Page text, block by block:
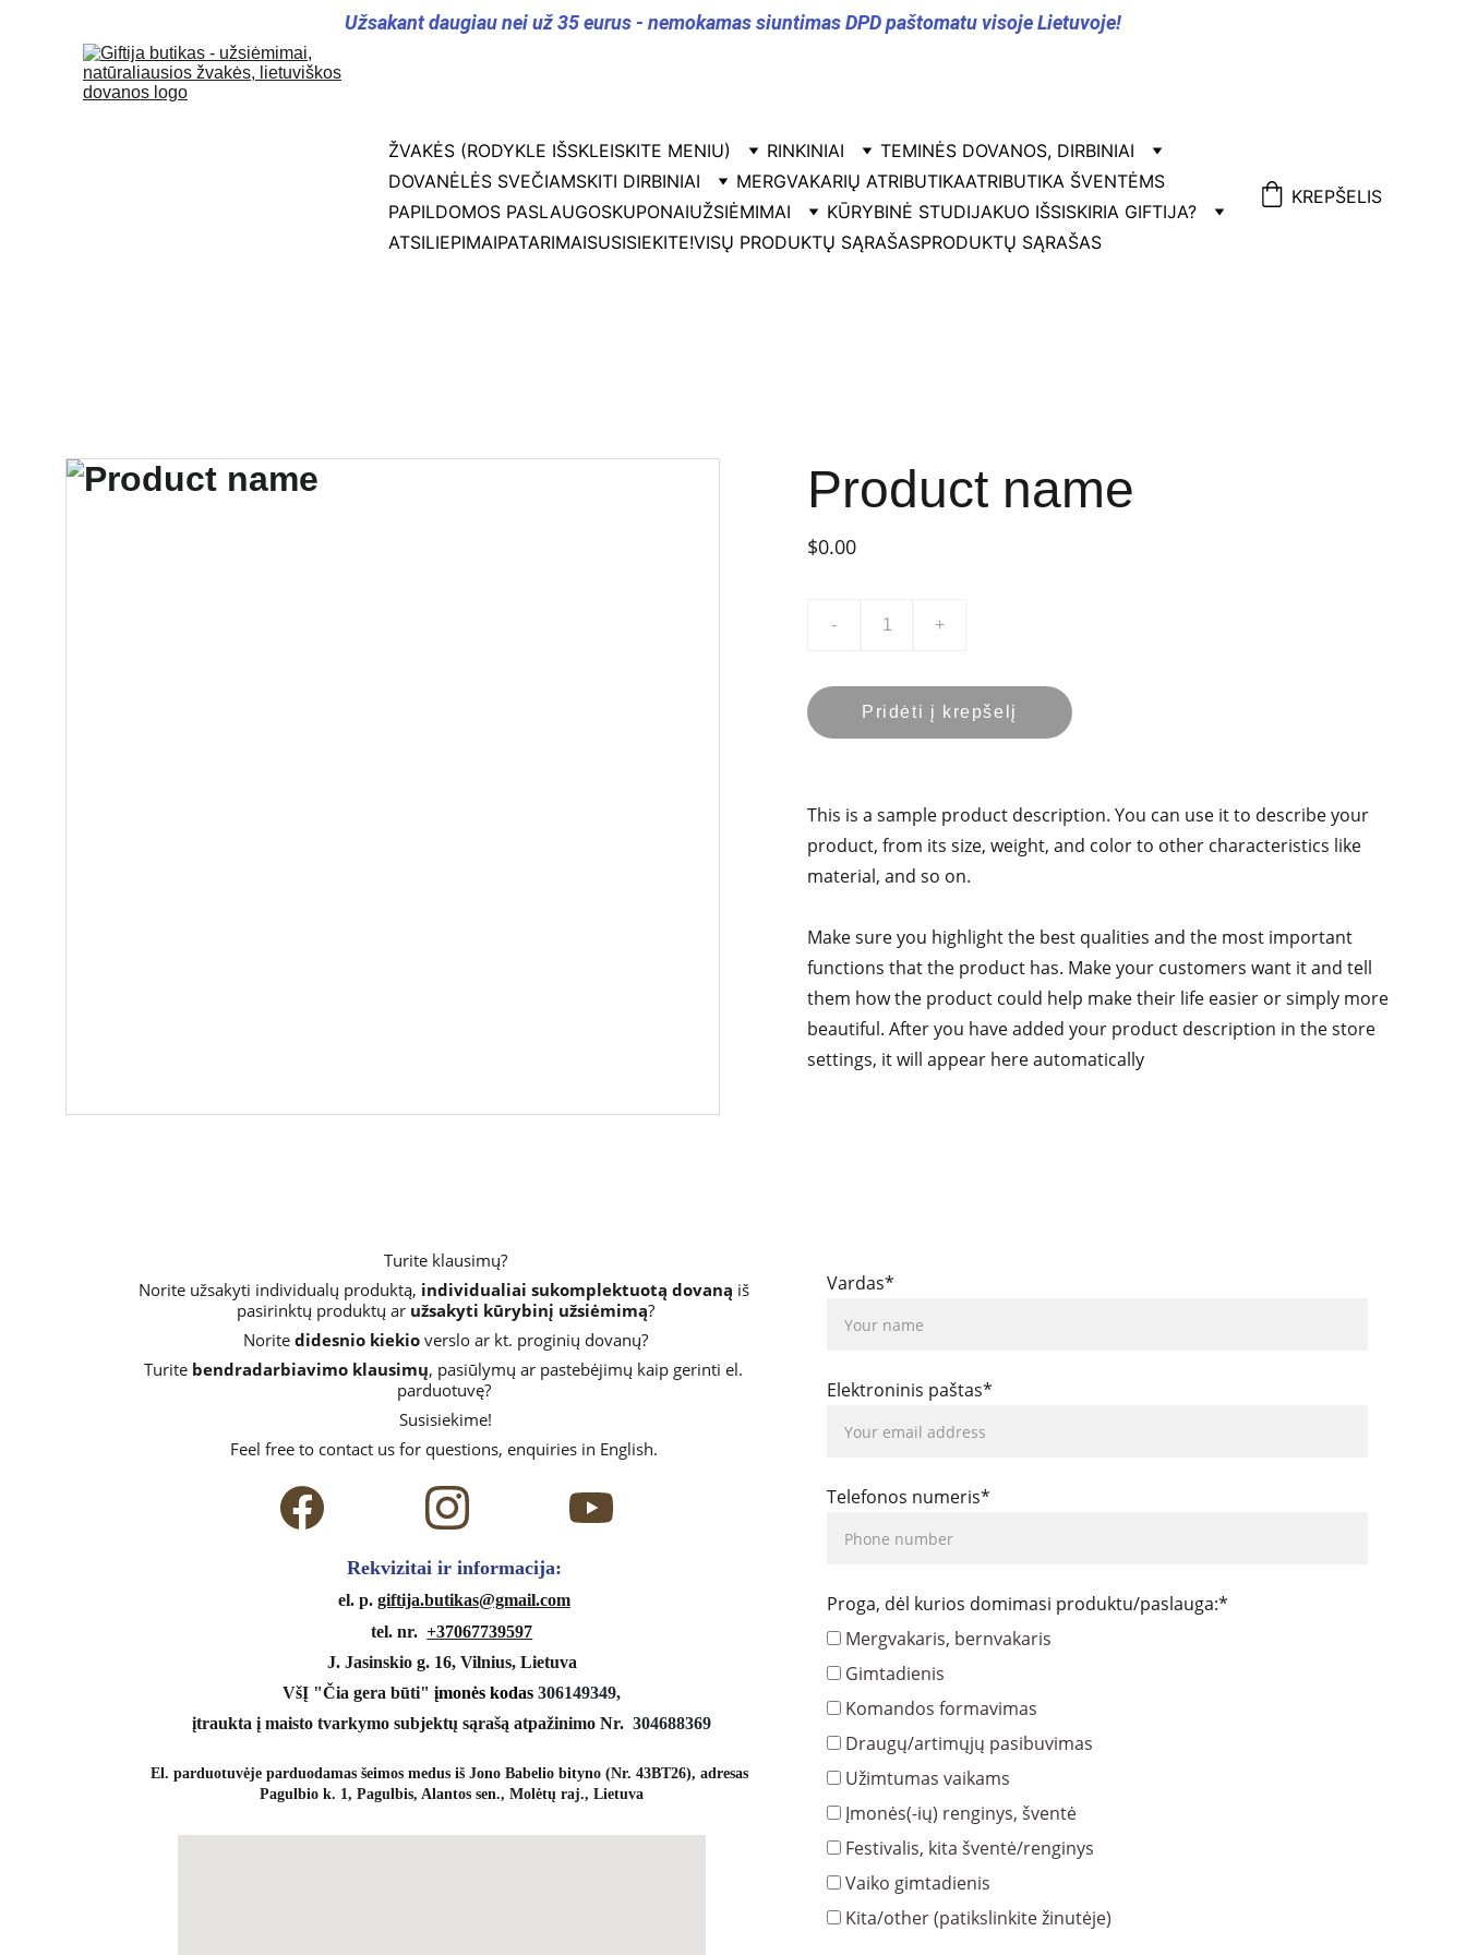
Užsakant daugiau nei už 35 eurus - nemokamas siuntimas DPD paštomatu visoje Lietuvoje!
ŽVAKĖS (RODYKLE IŠSKLEISKITE MENIU) RINKINIAI
TEMINĖS DOVANOS, DIRBINIAI
DOVANĖLĖS SVEČIAMSKITI DIRBINIAI MERGVAKARIŲ ATRIBUTIKAATRIBUTIKA ŠVENTĖMS
PAPILDOMOS PASLAUGOSKUPONAIUŽSIĖMIMAI KŪRYBINĖ STUDIJAKUO IŠSISKIRIA GIFTIJA?
ATSILIEPIMAIPATARIMAISUSISIEKITE!VISŲ PRODUKTŲ SĄRAŠASPRODUKTŲ SĄRAŠAS
KREPŠELIS
Product name
$0.00
- +
Pridėti į krepšelį
This is a sample product description. You can use it to describe your
product, from its size, weight, and color to other characteristics like
material, and so on.
Make sure you highlight the best qualities and the most important
functions that the product has. Make your customers want it and tell
them how the product could help make their life easier or simply more
beautiful. After you have added your product description in the store
settings, it will appear here automatically
Turite klausimų?
Norite užsakyti individualų produktą, individualiai sukomplektuotą dovaną iš
pasirinktų produktų ar užsakyti kūrybinį užsiėmimą?
Norite didesnio kiekio verslo ar kt. proginių dovanų?
Turite bendradarbiavimo klausimų, pasiūlymų ar pastebėjimų kaip gerinti el.
parduotuvę?
Susisiekime!
Feel free to contact us for questions, enquiries in English.
Vardas*
Elektroninis paštas*
Telefonos numeris*
Proga, dėl kurios domimasi produktu/paslauga:*
Mergvakaris, bernvakaris
Gimtadienis
Komandos formavimas
Draugų/artimųjų pasibuvimas
Užimtumas vaikams
Įmonės(-ių) renginys, šventė
Festivalis, kita šventė/renginys
Vaiko gimtadienis
Kita/other (patikslinkite žinutėje)
Rekvizitai ir informacija:
el. p. giftija.butikas@gmail.com
tel. nr. +37067739597
J. Jasinskio g. 16, Vilnius, Lietuva
VšĮ "Čia gera būti" įmonės kodas 306149349,
įtraukta į maisto tvarkymo subjektų sąrašą atpažinimo Nr. 304688369
El. parduotuvėje parduodamas šeimos medus iš Jono Babelio bityno (Nr. 43BT26), adresas
Pagulbio k. 1, Pagulbis, Alantos sen., Molėtų raj., Lietuva